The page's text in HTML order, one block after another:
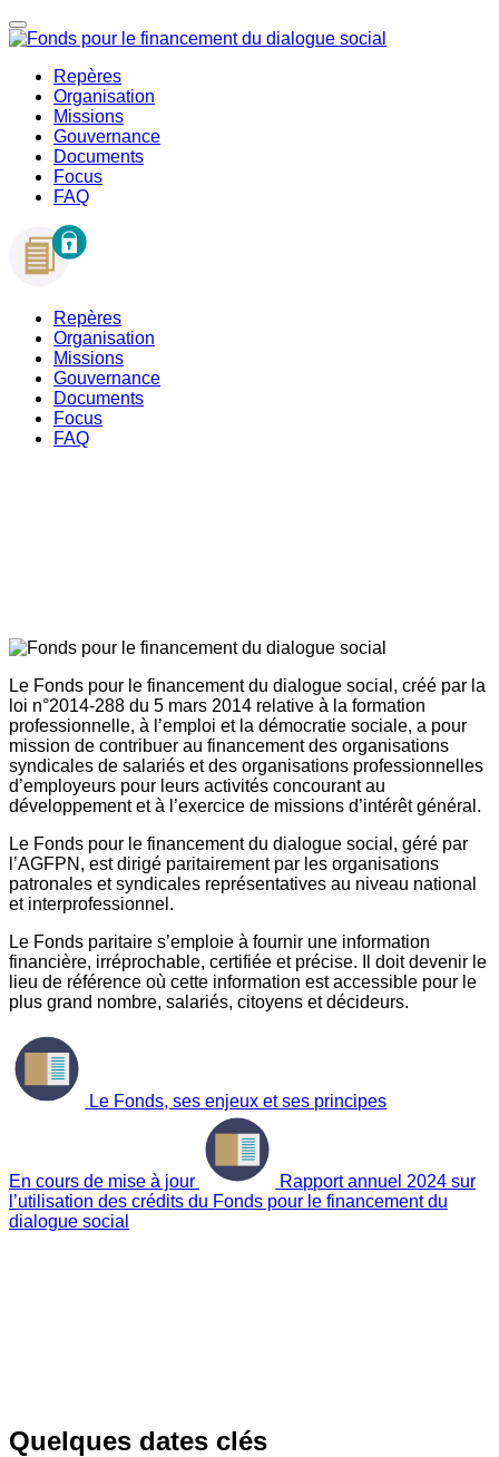
Repères
Organisation
Missions
Gouvernance
Documents
Focus
FAQ
Repères
Organisation
Missions
Gouvernance
Documents
Focus
FAQ
Le Fonds pour le financement du dialogue social, créé par la
loi n°2014-288 du 5 mars 2014 relative à la formation
professionnelle, à l’emploi et la démocratie sociale, a pour
mission de contribuer au financement des organisations
syndicales de salariés et des organisations professionnelles
d’employeurs pour leurs activités concourant au
développement et à l’exercice de missions d’intérêt général.
Le Fonds pour le financement du dialogue social, géré par
l’AGFPN, est dirigé paritairement par les organisations
patronales et syndicales représentatives au niveau national
et interprofessionnel.
Le Fonds paritaire s’emploie à fournir une information
financière, irréprochable, certifiée et précise. Il doit devenir le
lieu de référence où cette information est accessible pour le
plus grand nombre, salariés, citoyens et décideurs.
Le Fonds, ses enjeux et ses principes
En cours de mise à jour
Rapport annuel 2024 sur
l’utilisation des crédits du Fonds pour le financement du
dialogue social
Quelques dates clés